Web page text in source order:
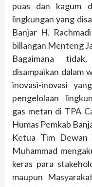
puas dan kagum
lingkungan yang
Banjar H.
billangan Menteng
Bagaimana
disampaikan dalam
inovasi-inovasi
pengelolaan
gas metan di TPA
Humas Pemkab
Ketua Tim Dewan
Muhammad
keras para
maupun